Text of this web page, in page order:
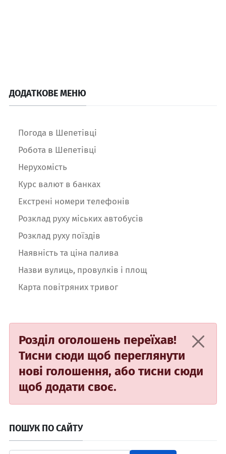
ДОДАТКОВЕ МЕНЮ
Погода в Шепетівці
Робота в Шепетівці
Нерухомість
Курс валют в банках
Екстрені номери телефонів
Розклад руху міських автобусів
Розклад руху поїздів
Наявність та ціна палива
Назви вулиць, провулків і площ
Карта повітряних тривог
Розділ оголошень переїхав!
Тисни сюди щоб переглянути
нові голошення, або тисни сюди
щоб додати своє.
ПОШУК ПО САЙТУ